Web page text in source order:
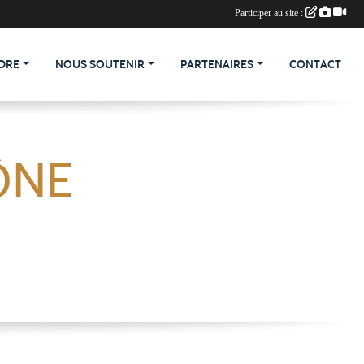
NOUS SOUTENIR PARTENAIRES CONTACT
Participer au site :